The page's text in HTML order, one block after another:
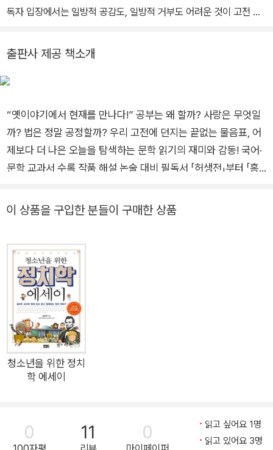
위해 <홍길동전>을 풀어 쓴 『춤추는 소매 바람을 따라 휘날리니』(2
우는 까닭』(2007)과 『시를 품고 옛 노래를 부르다』(2012), 그리고
『청소년을 위한 고전소설 에세이』(2020) 등이 있다.
독자 입장에서는 일방적 공감도, 일방적 거부도 어려운 것이 고전 소
된다. 과거와 현재의 대화적 긴장이 있고, 나와 그들을 둘러싼 삶의 문
법 사이의 긴장이 있다. 낯익은 것과 낯선 것 사이의 긴장, 있는 그대
로의 현실과 있어야 할 이상 사이의 긴장, 있는 그대로의 역사와 있어
전 소설이 가진 강력한 매력이며, 이 매력으로부터 고전 소설을 읽어
야 하는 이유가 나온다. 그것은 아무런 억압도 없이 우리의 상상력을
강하게 자극하고, 그 어떤 강제도 없이 우리가 살고 있는 현재의 삶을
성찰하고 미래의 삶을 그려 보도록 이끈다. 그러면서도 몽상에 빠지
출판사 제공 책소개
“옛이야기에서 현재를 만나다!” 공부는 왜 할까? 사랑은 무엇일
까? 법은 정말 공정할까? 우리 고전에 던지는 끝없는 물음표, 어
제보다 더 나은 오늘을 탐색하는 문학 읽기의 재미와 감동! 국어·
문학 교과서 수록 작품 해설 논술 대비 필독서 「허생전」부터 「홍
성, 사회와 국가에 대한 문제를 마주하다! 홍길동, 콩쥐, 흥부 같
청> 등 우리의 옛이야기들은 지금 이 순간에도 만화, 영화와 연
극, 드라마 등으로 각색되어 끊임없이 재탄생하고 있다. ‘고전’이
라 불리는 옛이야기들은 왜 세월이 지나도 그 생명력을 잃지 않는
것일까. 한양대학교 국어교육과 류수열 교수는 “아무런 억압도
없이 우리의 상상력을 강하게 자극하고, 그 어떤 강제도 없이 우
리가 살고 있는 현재의 삶을 성찰하고 미래의 삶을 그려 보도록
이끌기” 때문에 고전을 읽는다고 말한다. 훌륭한 옛이야기는 시
간을 뛰어넘어 현재의 우리에게 말을 걸고, 현실을 다시 보게 함
고전 24편을 소개한 『청소년을 위한 고전 소설 에세이』를 출간
이 상품을 구입한 분들이 구매한 상품
청소년을 위한 정치
학 에세이
0 11 0
읽고 싶어요 1명
읽고 있어요 3명